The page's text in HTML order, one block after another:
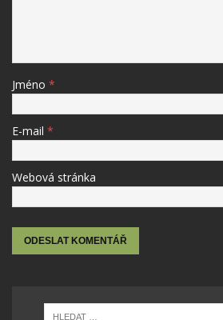
Jméno *
E-mail *
Webová stránka